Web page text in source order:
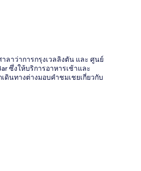
ลาว่าการกรุงเวลลิงตัน และ ศูนย์
ซึ่งให้บริการอาหารเช้าและ
เดินทางต่างมอบคำชมเชยเกี่ยวกับ